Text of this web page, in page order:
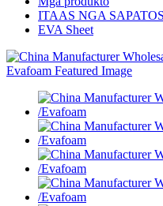
ITAAS NGA SAPATOS
EVA Sheet